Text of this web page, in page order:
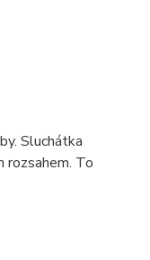
Sluchátka
rozsahem. To